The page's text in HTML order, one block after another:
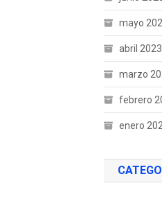
mayo
abril 2023
marzo
febrero
enero